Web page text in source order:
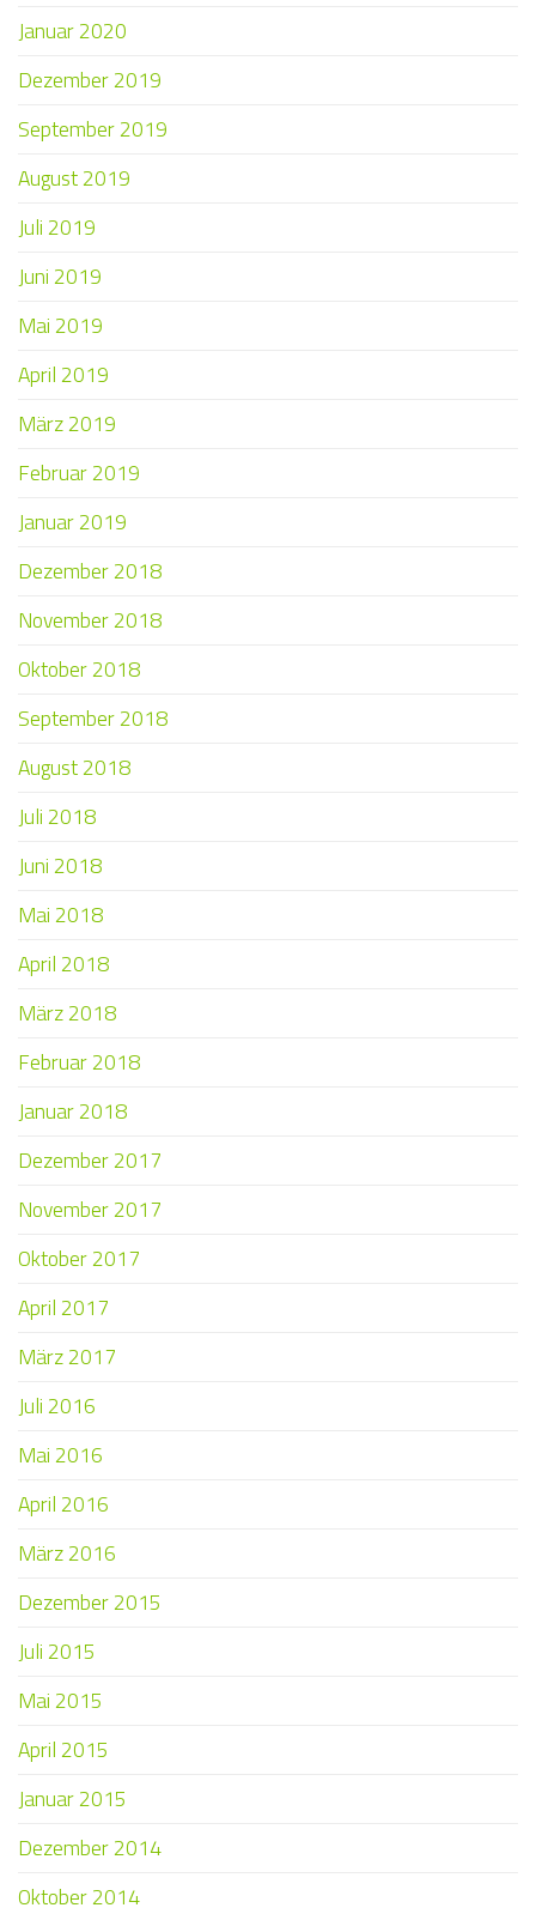
Januar 2020
Dezember 2019
September 2019
August 2019
Juli 2019
Juni 2019
Mai 2019
April 2019
März 2019
Februar 2019
Januar 2019
Dezember 2018
November 2018
Oktober 2018
September 2018
August 2018
Juli 2018
Juni 2018
Mai 2018
April 2018
März 2018
Februar 2018
Januar 2018
Dezember 2017
November 2017
Oktober 2017
April 2017
März 2017
Juli 2016
Mai 2016
April 2016
März 2016
Dezember 2015
Juli 2015
Mai 2015
April 2015
Januar 2015
Dezember 2014
Oktober 2014